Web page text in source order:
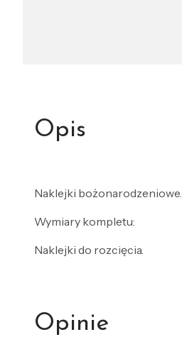
Opis
Naklejki bożonarodzeniowe.
Wymiary kompletu:
Naklejki do rozcięcia.
Opinie